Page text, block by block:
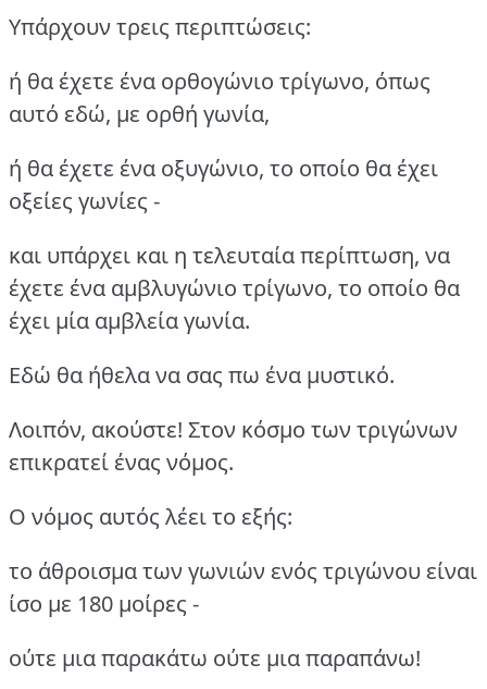
Υπάρχουν τρεις περιπτώσεις:
ή θα έχετε ένα ορθογώνιο τρίγωνο, όπως
αυτό εδώ, με ορθή γωνία,
ή θα έχετε ένα οξυγώνιο, το οποίο θα έχει
οξείες γωνίες -
και υπάρχει και η τελευταία περίπτωση, να
έχετε ένα αμβλυγώνιο τρίγωνο, το οποίο θα
έχει μία αμβλεία γωνία.
Εδώ θα ήθελα να σας πω ένα μυστικό.
Λοιπόν, ακούστε! Στον κόσμο των τριγώνων
επικρατεί ένας νόμος.
Ο νόμος αυτός λέει το εξής:
το άθροισμα των γωνιών ενός τριγώνου είναι
ίσο με 180 μοίρες -
ούτε μια παρακάτω ούτε μια παραπάνω!